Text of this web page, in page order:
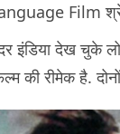
Film
इंडिया देख चुके
की रीमेक है.